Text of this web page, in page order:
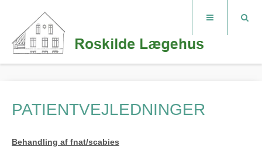
PATIENTVEJLEDNINGER
Behandling af fnat/scabies